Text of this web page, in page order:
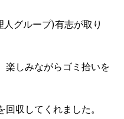
グループ)有志が取り
楽しみながらゴミ拾いを
収してくれました。